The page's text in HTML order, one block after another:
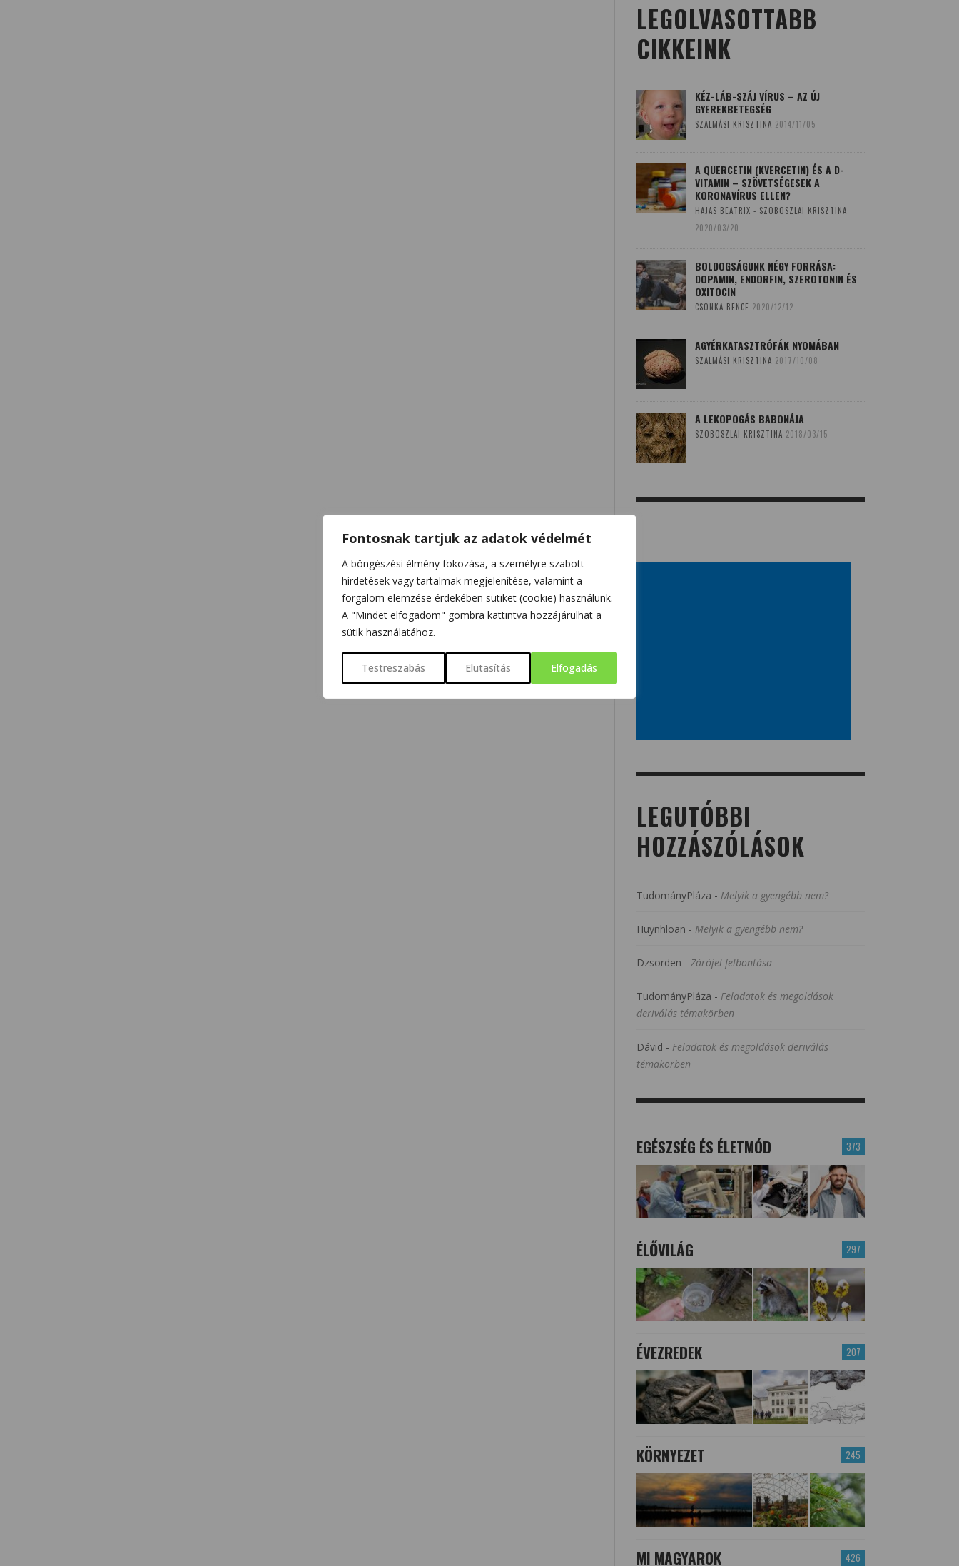
Fontosnak tartjuk az adatok védelmét
A böngészési élmény fokozása, a személyre szabott
hirdetések vagy tartalmak megjelenítése, valamint a
forgalom elemzése érdekében sütiket (cookie) használunk.
A "Mindet elfogadom" gombra kattintva hozzájárulhat a
sütik használatához.
Testreszabás Elutasítás Elfogadás
LEGOLVASOTTABB
CIKKEINK
KÉZ-LÁB-SZÁJ VÍRUS – AZ ÚJ
GYEREKBETEGSÉG
SZALMÁSI KRISZTINA 2014/11/05
A QUERCETIN (KVERCETIN) ÉS A D-
VITAMIN – SZÖVETSÉGESEK A
KORONAVÍRUS ELLEN?
HAJAS BEATRIX - SZOBOSZLAI KRISZTINA
2020/03/20
BOLDOGSÁGUNK NÉGY FORRÁSA:
DOPAMIN, ENDORFIN, SZEROTONIN ÉS
OXITOCIN
CSONKA BENCE 2020/12/12
AGYÉRKATASZTRÓFÁK NYOMÁBAN
SZALMÁSI KRISZTINA 2017/10/08
A LEKOPOGÁS BABONÁJA
SZOBOSZLAI KRISZTINA 2018/03/15
LEGUTÓBBI
HOZZÁSZÓLÁSOK
TudományPláza - Melyik a gyengébb nem?
Huynhloan - Melyik a gyengébb nem?
Dzsorden - Zárójel felbontása
TudományPláza - Feladatok és megoldások
deriválás témakörben
Dávid - Feladatok és megoldások deriválás
témakörben
373
EGÉSZSÉG ÉS ÉLETMÓD
297
ÉLŐVILÁG
207
ÉVEZREDEK
245
KÖRNYEZET
426
MI MAGYAROK